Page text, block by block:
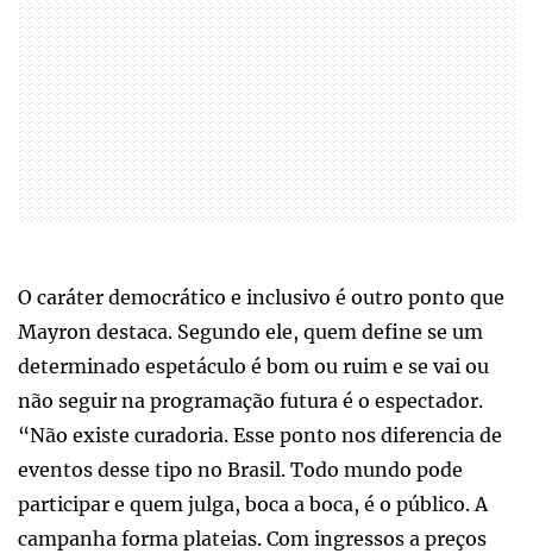
O caráter democrático e inclusivo é outro ponto que
Mayron destaca. Segundo ele, quem define se um
determinado espetáculo é bom ou ruim e se vai ou
não seguir na programação futura é o espectador.
“Não existe curadoria. Esse ponto nos diferencia de
eventos desse tipo no Brasil. Todo mundo pode
participar e quem julga, boca a boca, é o público. A
campanha forma plateias. Com ingressos a preços